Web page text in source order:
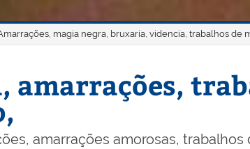
magia negra, bruxaria, videncia, trabalhos de
amarrações,
amarrações amorosas,